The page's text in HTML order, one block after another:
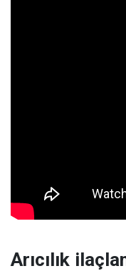
Arıcılık